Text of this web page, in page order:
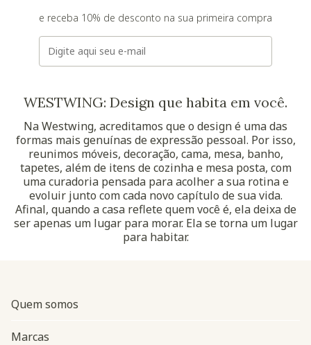
e receba 10% de desconto na sua primeira compra
E-mail
WESTWING: Design que habita em você.
Na Westwing, acreditamos que o design é uma das
formas mais genuínas de expressão pessoal. Por isso,
reunimos móveis, decoração, cama, mesa, banho,
tapetes, além de itens de cozinha e mesa posta, com
uma curadoria pensada para acolher a sua rotina e
evoluir junto com cada novo capítulo de sua vida.
Afinal, quando a casa reflete quem você é, ela deixa de
ser apenas um lugar para morar. Ela se torna um lugar
para habitar.
Quem somos
Marcas